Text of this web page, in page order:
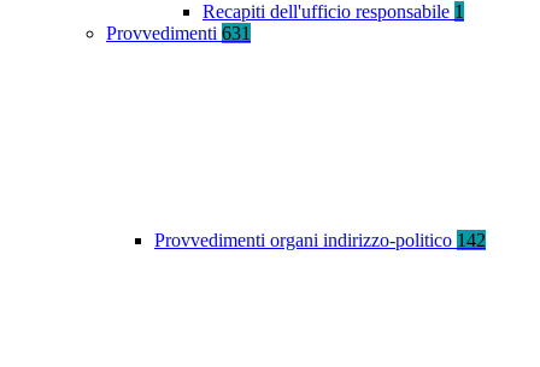
Recapiti dell'ufficio responsabile 1
Provvedimenti 631
Provvedimenti organi indirizzo-politico 142